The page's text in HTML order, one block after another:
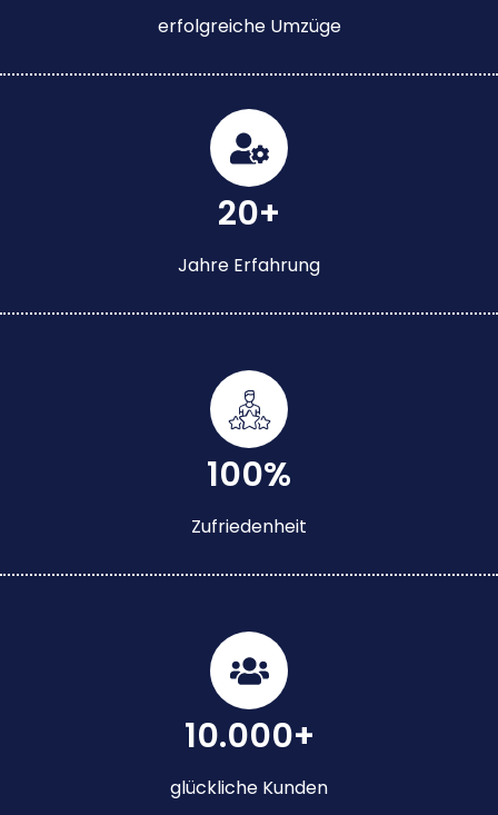
erfolgreiche Umzüge
20+
Jahre Erfahrung
100%
Zufriedenheit
10.000+
glückliche Kunden